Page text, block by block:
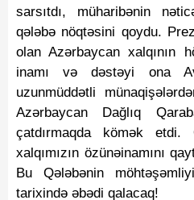
sarsıtdı, müharibənin
qələbə nöqtəsini qoydu.
olan Azərbaycan xalqının
inamı və dəstəyi ona
uzunmüddətli
Azərbaycan Dağlıq
çatdırmaqda kömək etdi.
xalqımızın özünəinamını
Bu Qələbənin
tarixində əbədi qalacaq!